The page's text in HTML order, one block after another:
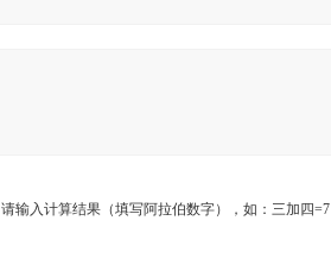
请输入计算结果（填写阿拉伯数字），如：三加四=7